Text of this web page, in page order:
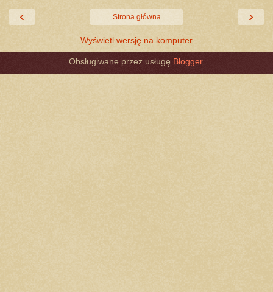
‹ ›
Strona główna
Wyświetl wersję na komputer
Obsługiwane przez usługę Blogger.